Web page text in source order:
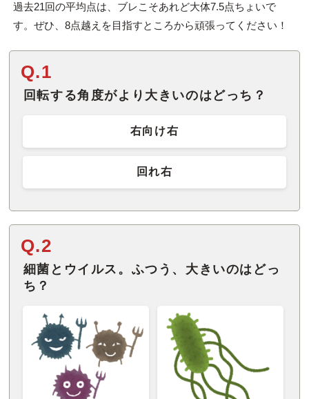
過去21回の平均点は、ブレこそあれど大体7.5点ちょいで
す。ぜひ、8点越えを目指すところから頑張ってください！
Q.1
回転する角度がより大きいのはどっち？
右向け右
回れ右
Q.2
細菌とウイルス。ふつう、大きいのはどっ
ち？